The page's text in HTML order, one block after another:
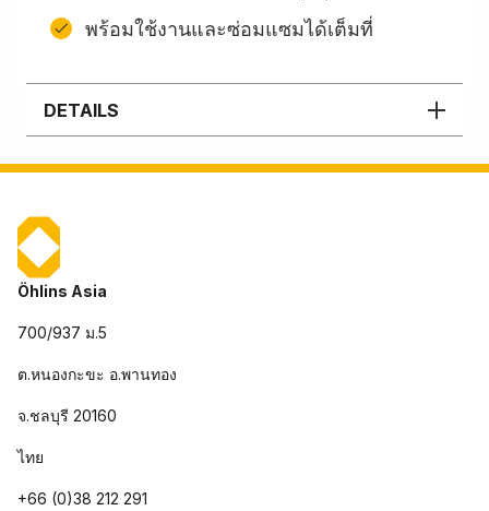
พร้อมใช้งานและซ่อมแซมได้เต็มที่
DETAILS
Öhlins Asia
700/937 ม.5
ต.หนองกะขะ อ.พานทอง
จ.ชลบุรี 20160
ไทย
+66 (0)38 212 291